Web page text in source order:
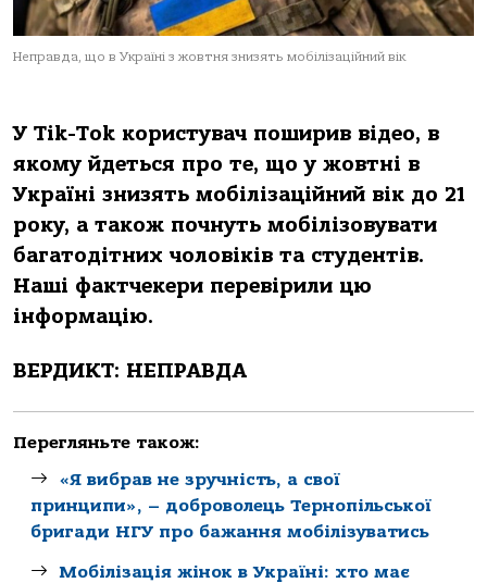
Неправда, що в Україні з жовтня знизять мобілізаційний вік
У Tik-Tok користувач поширив відео, в
якому йдеться про те, що у жовтні в
Україні знизять мобілізаційний вік до 21
року, а також почнуть мобілізовувати
багатодітних чоловіків та студентів.
Наші фактчекери перевірили цю
інформацію.
ВЕРДИКТ: НЕПРАВДА
Перегляньте також:
«Я вибрав не зручність, а свої
принципи», – доброволець Тернопільської
бригади НГУ про бажання мобілізуватись
Мобілізація жінок в Україні: хто має